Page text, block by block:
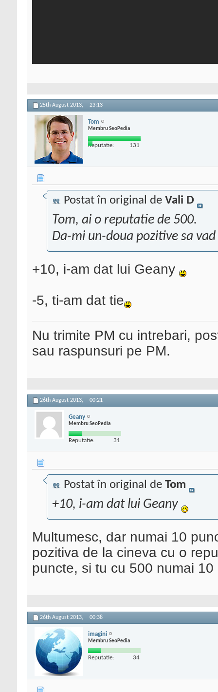
25th August 2013, 23:13
Tom
Membru SeoPedia
Reputatie: 131
Postat în original de Vali D
Tom, ai o reputatie de 500.
Da-mi un-doua pozitive sa
+10, i-am dat lui Geany
-5, ti-am dat tie
Nu trimite PM cu intrebari,
sau raspunsuri pe PM.
26th August 2013, 00:21
Geany
Membru SeoPedia
Reputatie: 31
Postat în original de Tom
+10, i-am dat lui Geany
Multumesc, dar numai 10
pozitiva de la cineva cu o
puncte, si tu cu 500 numai
26th August 2013, 00:38
imagini
Membru SeoPedia
Reputatie: 34